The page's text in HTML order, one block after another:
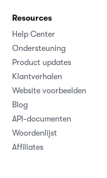
Resources
Help Center
Ondersteuning
Product updates
Klantverhalen
Website voorbeelden
Blog
API-documenten
Woordenlijst
Affiliates